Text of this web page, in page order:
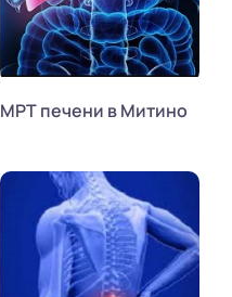
МРТ печени в Митино